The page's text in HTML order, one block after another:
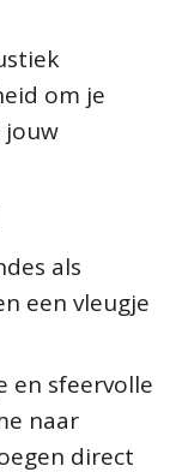
om je
jouw
als
een vleugje
en sfeervolle
naar
direct